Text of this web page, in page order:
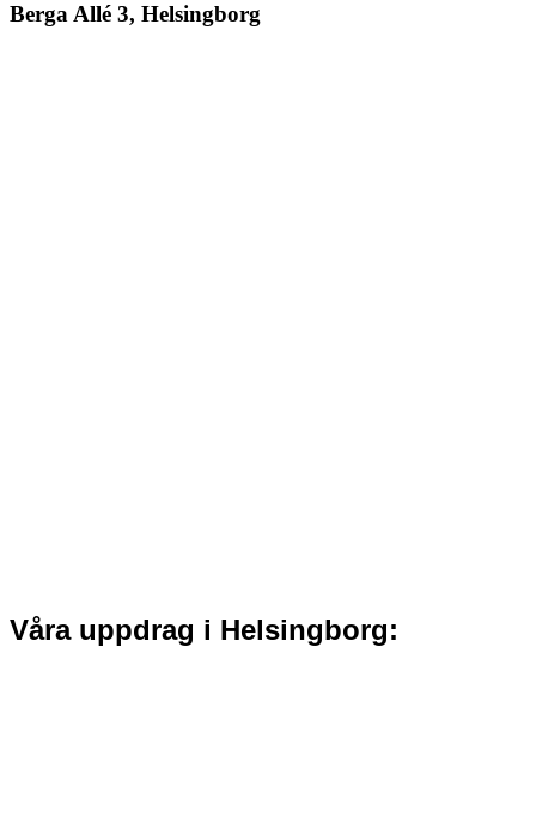
Berga Allé 3, Helsingborg
Våra uppdrag i Helsingborg: